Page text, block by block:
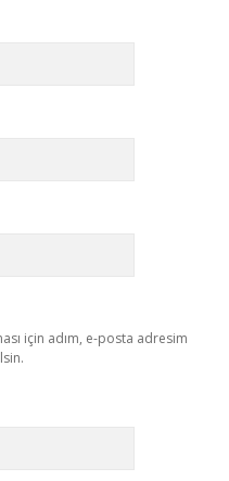
için adım, e-posta adresim